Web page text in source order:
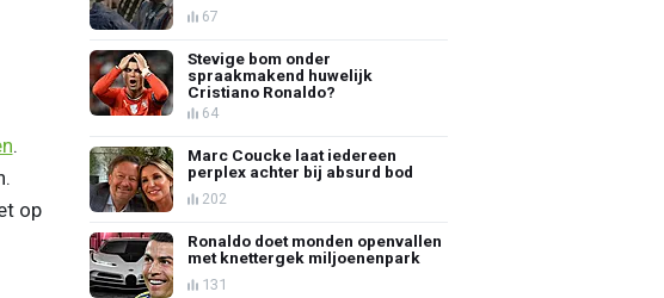
.
op
67
Stevige bom onder
spraakmakend huwelijk
Cristiano Ronaldo?
64
Marc Coucke laat iedereen
perplex achter bij absurd bod
202
Ronaldo doet monden openvallen
met knettergek miljoenenpark
131